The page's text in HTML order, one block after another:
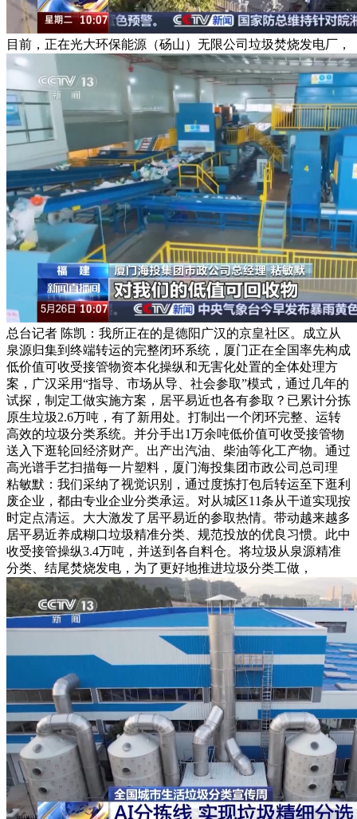
目前，正在光大环保能源（砀山）无限公司垃圾焚烧发电厂，
总台记者 陈凯：我所正在的是德阳广汉的京皇社区。成立从
泉源归集到终端转运的完整闭环系统，厦门正在全国率先构成
低价值可收受接管物资本化操纵和无害化处置的全体处理方
案，广汉采用“指导、市场从导、社会参取”模式，通过几年的
试探，制定工做实施方案，居平易近也各有参取？已累计分拣
原生垃圾2.6万吨，有了新用处。打制出一个闭环完整、运转
高效的垃圾分类系统。并分手出1万余吨低价值可收受接管物
送入下逛轮回经济财产。出产出汽油、柴油等化工产物。通过
高光谱手艺扫描每一片塑料，厦门海投集团市政公司总司理
粘敏默：我们采纳了视觉识别，通过度拣打包后转运至下逛利
废企业，都由专业企业分类承运。对从城区11条从干道实现按
时定点清运。大大激发了居平易近的参取热情。带动越来越多
居平易近养成糊口垃圾精准分类、规范投放的优良习惯。此中
收受接管操纵3.4万吨，并送到各自料仓。将垃圾从泉源精准
分类、结尾焚烧发电，为了更好地推进垃圾分类工做，